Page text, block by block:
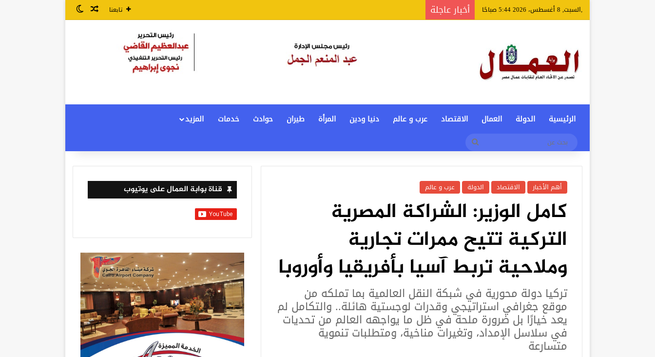
,السبت, 8 أغسطس، 2026 5:44 صباحًا أخبار عاجلة تابعنا مقال عشوائي
الوضع المظلم
الرئيسية الدولة العمال الاقتصاد عرب و عالم دنيا ودين المرأة طيران حوادث خدمات
المزيد
أهم الأخبار الاقتصاد الدولة عرب و عالم
كامل الوزير: الشراكة المصرية
التركية تتيح ممرات تجارية
وملاحية تربط آسيا بأفريقيا وأوروبا
تركيا دولة محورية في شبكة النقل العالمية بما تملكه من
موقع جغرافي استراتيجي وقدرات لوجستية هائلة.. والتكامل لم
يعد خيارًا بل ضرورة ملحة في ظل ما يواجهه العالم من تحديات
في سلاسل الإمداد، وتغيرات مناخية، ومتطلبات تنموية
متسارعة
قناة بوابة العمال على يوتيوب